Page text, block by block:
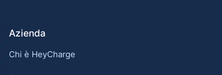
Azienda
Chi è HeyCharge